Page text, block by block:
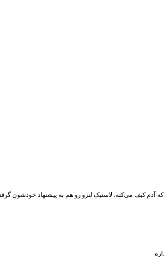
کیف می‌کنه، لاستیک لنزو رو هم به پیشنهاد خودشون